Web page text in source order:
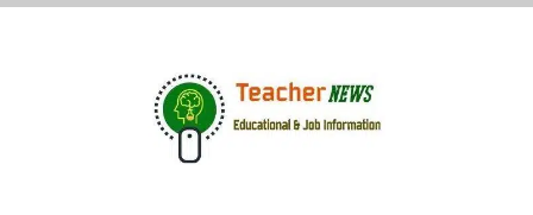
Skip